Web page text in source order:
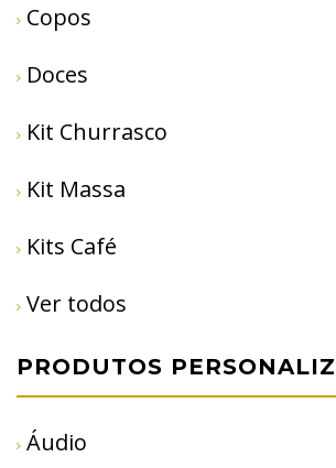
Copos
Doces
Kit Churrasco
Kit Massa
Kits Café
Ver todos
PRODUTOS
Áudio